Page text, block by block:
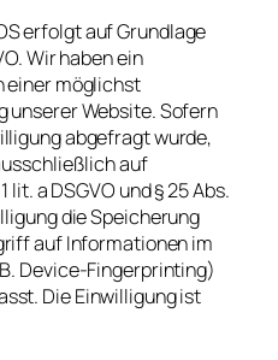
erfolgt auf Grundlage
Wir haben ein
einer möglichst
unserer Website. Sofern
abgefragt wurde,
auf
lit. a DSGVO und § 25 Abs.
die Speicherung
auf Informationen im
Device-Fingerprinting)
Die Einwilligung ist